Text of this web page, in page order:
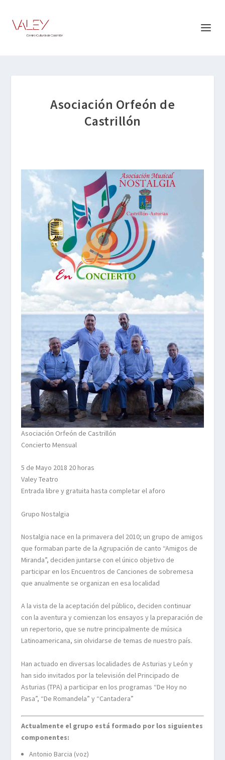
Asociación Orfeón de
Castrillón
Asociación Orfeón de Castrillón
Concierto Mensual
5 de Mayo 2018 20 horas
Valey Teatro
Entrada libre y gratuita hasta completar el aforo
Grupo Nostalgia
Nostalgia nace en la primavera del 2010; un grupo de amigos
que formaban parte de la Agrupación de canto “Amigos de
Miranda”, deciden juntarse con el único objetivo de
participar en los Encuentros de Canciones de sobremesa
que anualmente se organizan en esa localidad
A la vista de la aceptación del público, deciden continuar
con la aventura y comienzan los ensayos y la preparación de
un repertorio, que se nutre principalmente de música
Latinoamericana, sin olvidarse de temas de nuestro país.
Han actuado en diversas localidades de Asturias y León y
han sido invitados por la televisión del Principado de
Asturias (TPA) a participar en los programas “De Hoy no
Pasa”, “De Romandela” y “Cantadera”
Actualmente el grupo está formado por los siguientes
componentes:
Antonio Barcia (voz)